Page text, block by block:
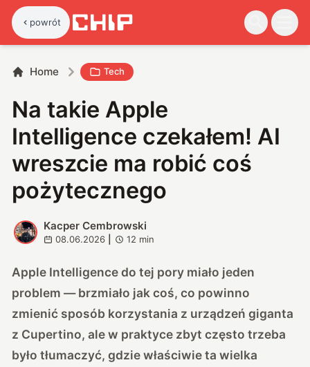
powrót
Home Tech
Na takie Apple
Intelligence czekałem! AI
wreszcie ma robić coś
pożytecznego
K
Kacper Cembrowski
08.06.2026 12 min
Apple Intelligence do tej pory miało jeden
problem — brzmiało jak coś, co powinno
zmienić sposób korzystania z urządzeń giganta
z Cupertino, ale w praktyce zbyt często trzeba
było tłumaczyć, gdzie właściwie ta wielka